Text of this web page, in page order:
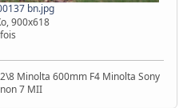
bn.jpg
900x618
Minolta 600mm F4 Minolta Sony
7 MII